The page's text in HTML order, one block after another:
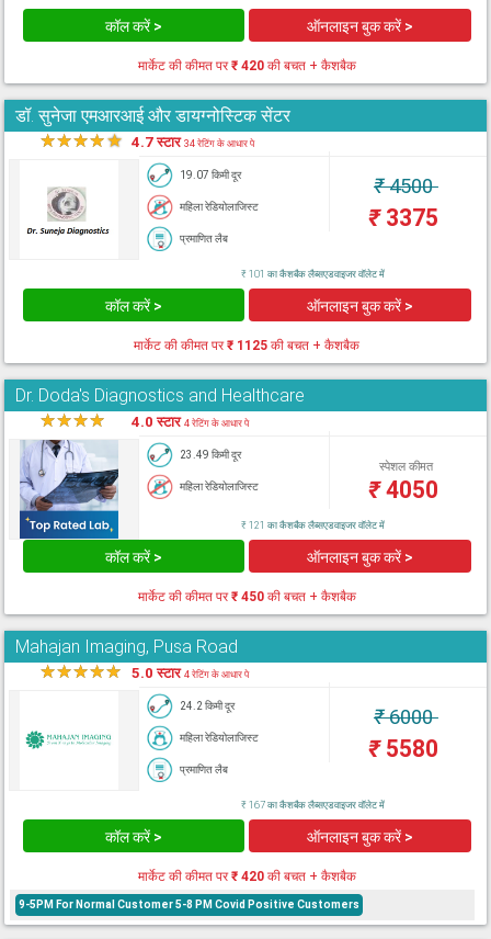
कॉल करें > ऑनलाइन बुक करें >
मार्केट की कीमत पर₹ 420की बचत + कैशबैक
डॉ. सुनेजा एमआरआई और डायग्नोस्टिक सेंटर
★★★★★ 4.7 स्टार34 रेटिंग के आधार पे
19.07 किमी दूर
महिला रेडियोलाजिस्ट
प्रमाणित लैब
₹4500
₹3375
₹ 101 का कैशबैक लैब्सएडवाइजर वॉलेट में
कॉल करें > ऑनलाइन बुक करें >
मार्केट की कीमत पर₹ 1125 की बचत + कैशबैक
Dr. Doda's Diagnostics and Healthcare
★★★★ 4.0 स्टार4 रेटिंग के आधार पे
23.49 किमी दूर
महिला रेडियोलाजिस्ट
स्पेशल कीमत
₹4050
₹ 121 का कैशबैक लैब्सएडवाइजर वॉलेट में
कॉल करें > ऑनलाइन बुक करें >
मार्केट की कीमत पर₹ 450की बचत + कैशबैक
Mahajan Imaging, Pusa Road
★★★★★ 5.0 स्टार4 रेटिंग के आधार पे
24.2 किमी दूर
महिला रेडियोलाजिस्ट
प्रमाणित लैब
₹6000
₹5580
₹ 167 का कैशबैक लैब्सएडवाइजर वॉलेट में
कॉल करें > ऑनलाइन बुक करें >
मार्केट की कीमत पर₹ 420की बचत + कैशबैक
9-5PM For Normal Customer 5-8 PM Covid Positive Customers